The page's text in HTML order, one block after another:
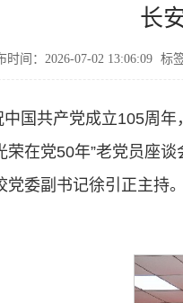
长
时间：2026-07-02 13:06:09 标
国共产党成立105周
荣在党50年”老党员座
委副书记徐引正主持。